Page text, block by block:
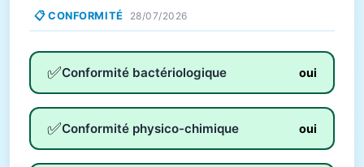
📋 CONFORMITÉ 28/07/2026
✅Conformité bactériologique oui
✅Conformité physico-chimique oui